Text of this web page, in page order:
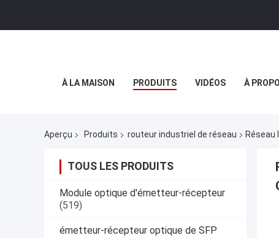
À LA MAISON PRODUITS VIDÉOS À
Aperçu Produits routeur industriel de réseau Réseau
TOUS LES PRODUITS
Module optique d'émetteur-récepteur
(519)
émetteur-récepteur optique de SFP